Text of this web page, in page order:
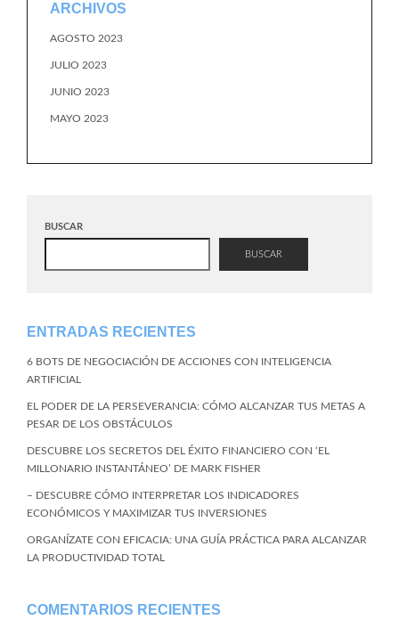
ARCHIVOS
AGOSTO 2023
JULIO 2023
JUNIO 2023
MAYO 2023
BUSCAR
BUSCAR
ENTRADAS RECIENTES
6 BOTS DE NEGOCIACIÓN DE ACCIONES CON INTELIGENCIA
ARTIFICIAL
EL PODER DE LA PERSEVERANCIA: CÓMO ALCANZAR TUS METAS A
PESAR DE LOS OBSTÁCULOS
DESCUBRE LOS SECRETOS DEL ÉXITO FINANCIERO CON ‘EL
MILLONARIO INSTANTÁNEO’ DE MARK FISHER
– DESCUBRE CÓMO INTERPRETAR LOS INDICADORES
ECONÓMICOS Y MAXIMIZAR TUS INVERSIONES
ORGANÍZATE CON EFICACIA: UNA GUÍA PRÁCTICA PARA ALCANZAR
LA PRODUCTIVIDAD TOTAL
COMENTARIOS RECIENTES